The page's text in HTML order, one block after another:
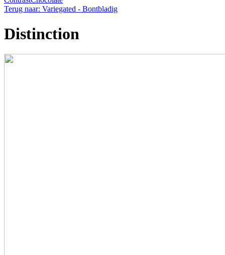
Terug naar: Variegated - Bontbladig
Distinction